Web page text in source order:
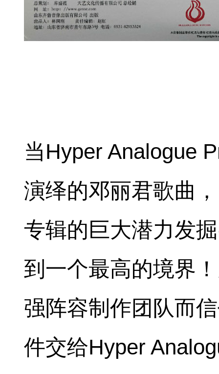
当Hyper Analogue
演绎的邓丽君歌曲
专辑的巨大潜力发
到一个最高的境界
强阵容制作团队而
件交给Hyper